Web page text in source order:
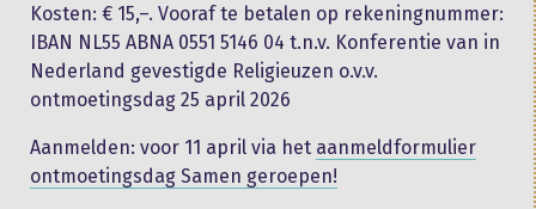
Kosten: € 15,–. Vooraf te betalen op rekeningnummer:
IBAN NL55 ABNA 0551 5146 04 t.n.v. Konferentie van in
Nederland gevestigde Religieuzen o.v.v.
ontmoetingsdag 25 april 2026
Aanmelden: voor 11 april via het aanmeldformulier
ontmoetingsdag Samen geroepen!